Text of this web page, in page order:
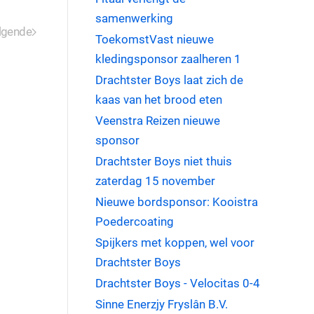
samenwerking
ToekomstVast nieuwe
kledingsponsor zaalheren 1
Drachtster Boys laat zich de
kaas van het brood eten
Veenstra Reizen nieuwe
sponsor
Drachtster Boys niet thuis
zaterdag 15 november
Nieuwe bordsponsor: Kooistra
Poedercoating
Spijkers met koppen, wel voor
Drachtster Boys
Drachtster Boys - Velocitas 0-4
Sinne Enerzjy Fryslân B.V.